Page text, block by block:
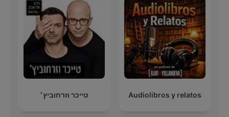
טייכר וזרחוביץ׳ Audiolibros y relatos